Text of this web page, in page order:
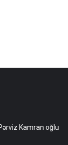
Kamran oğlu